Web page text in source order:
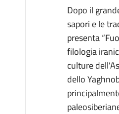
Dopo il
sapori e le
presenta
filologia
culture
dello